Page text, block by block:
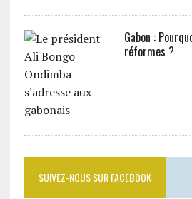
Gabon :
réformes ?
SUIVEZ-NOUS SUR FACEBOOK